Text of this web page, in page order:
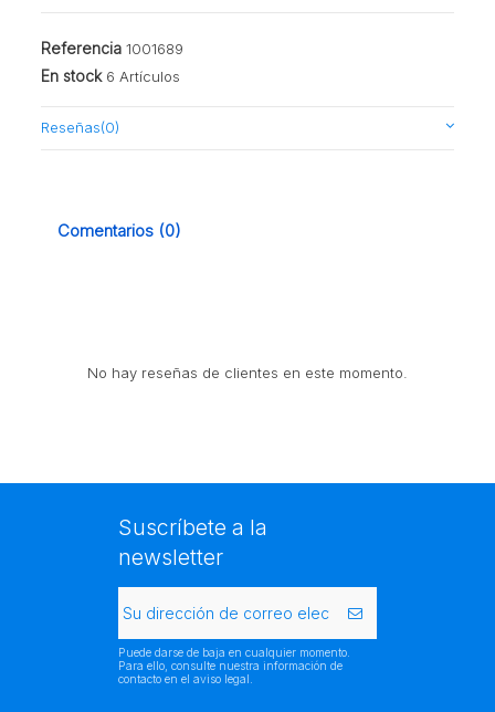
Referencia 1001689
En stock 6 Artículos
Reseñas(0)
Comentarios (0)
No hay reseñas de clientes en este momento.
Suscríbete a la
newsletter
Puede darse de baja en cualquier momento.
Para ello, consulte nuestra información de
contacto en el aviso legal.